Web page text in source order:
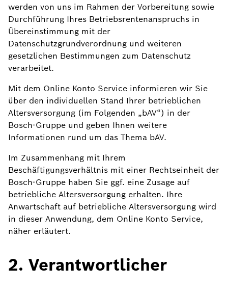
werden von uns im Rahmen der Vorbereitung sowie
Durchführung Ihres Betriebsrentenanspruchs in
Übereinstimmung mit der
Datenschutzgrundverordnung und weiteren
gesetzlichen Bestimmungen zum Datenschutz
verarbeitet.
Mit dem Online Konto Service informieren wir Sie
über den individuellen Stand Ihrer betrieblichen
Altersversorgung (im Folgenden „bAV“) in der
Bosch-Gruppe und geben Ihnen weitere
Informationen rund um das Thema bAV.
Im Zusammenhang mit Ihrem
Beschäftigungsverhältnis mit einer Rechtseinheit der
Bosch-Gruppe haben Sie ggf. eine Zusage auf
betriebliche Altersversorgung erhalten. Ihre
Anwartschaft auf betriebliche Altersversorgung wird
in dieser Anwendung, dem Online Konto Service,
näher erläutert.
2. Verantwortlicher